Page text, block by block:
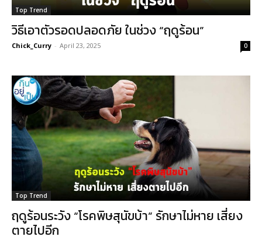
Top Trend
วิธีเอาตัวรอดปลอดภัย ในช่วง “ฤดูร้อน”
Chick_Curry - April 23, 2025 0
Top Trend
ฤดูร้อนระวัง “โรคพิษสุนัขบ้า” รักษาไม่หาย เสี่ยง
ตายไปอีก